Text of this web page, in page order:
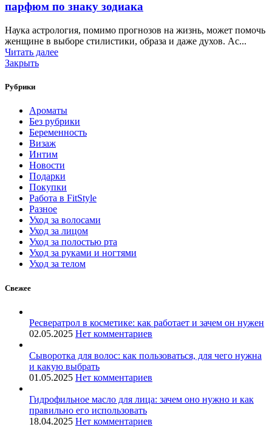
парфюм по знаку зодиака
Наука астрология, помимо прогнозов на жизнь, может помочь
женщине в выборе стилистики, образа и даже духов. Ас...
Читать далее
Закрыть
Рубрики
Ароматы
Без рубрики
Беременность
Визаж
Интим
Новости
Подарки
Покупки
Работа в FitStyle
Разное
Уход за волосами
Уход за лицом
Уход за полостью рта
Уход за руками и ногтями
Уход за телом
Свежее
Ресвератрол в косметике: как работает и зачем он нужен
02.05.2025 Нет комментариев
Сыворотка для волос: как пользоваться, для чего нужна
и какую выбрать
01.05.2025 Нет комментариев
Гидрофильное масло для лица: зачем оно нужно и как
правильно его использовать
18.04.2025 Нет комментариев